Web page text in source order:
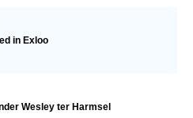
in Exloo
Wesley ter Harmsel